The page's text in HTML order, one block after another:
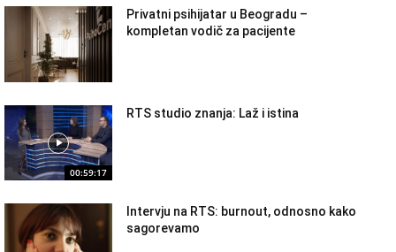
Privatni psihijatar u Beogradu –
kompletan vodič za pacijente
00:59:17
RTS studio znanja: Laž i istina
Intervju na RTS: burnout, odnosno kako
sagorevamo